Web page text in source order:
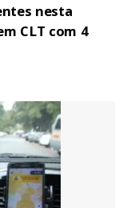
nesta
CLT com 4